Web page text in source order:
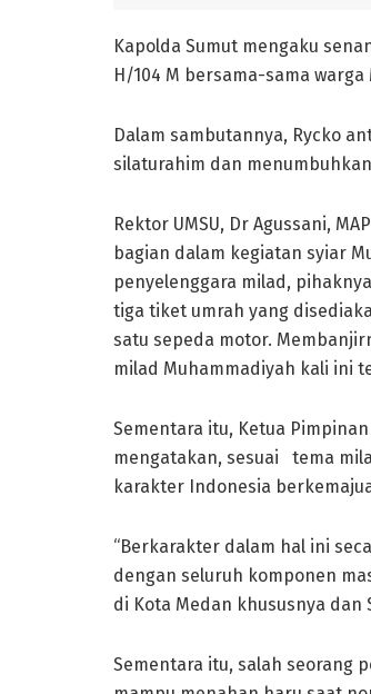
Kapolda Sumut mengaku
H/104 M bersama-sama
Dalam sambutannya, Rycko
silaturahim dan
Rektor UMSU, Dr Agussani,
bagian dalam kegiatan syiar
penyelenggara milad,
tiga tiket umrah yang
satu sepeda motor.
milad Muhammadiyah kali ini
Sementara itu, Ketua
mengatakan, sesuai tema
karakter Indonesia
“Berkarakter dalam hal ini
dengan seluruh komponen
di Kota Medan khususnya dan
Sementara itu, salah seorang